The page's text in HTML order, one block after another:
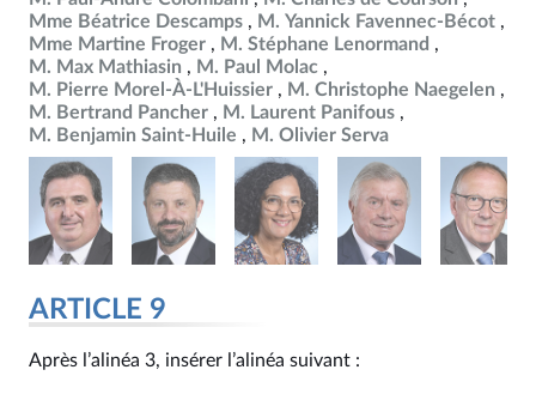
Mme Béatrice Descamps
M. Yannick Favennec-Bécot
Mme Martine Froger
M. Stéphane Lenormand
M. Max Mathiasin
M. Paul Molac
M. Pierre Morel-À-L'Huissier
M. Christophe Naegelen
M. Bertrand Pancher
M. Laurent Panifous
M. Benjamin Saint-Huile
M. Olivier Serva
ARTICLE 9
Après l’alinéa 3, insérer l’alinéa suivant :